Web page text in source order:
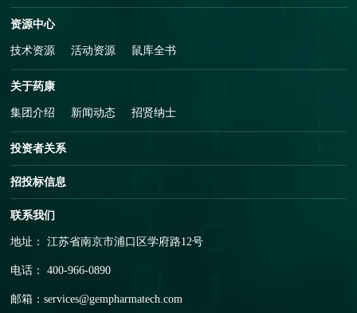
资源中心
技术资源 活动资源 鼠库全书
关于药康
集团介绍 新闻动态 招贤纳士
投资者关系
招投标信息
联系我们
地址： 江苏省南京市浦口区学府路12号
电话： 400-966-0890
邮箱：services@gempharmatech.com